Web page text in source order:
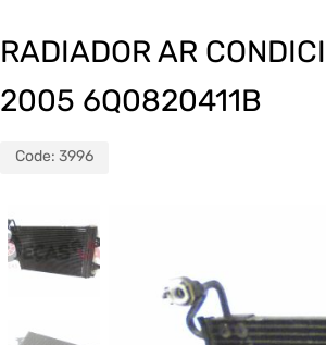
RADIADOR AR
2005 6Q0820411B
Code: 3996